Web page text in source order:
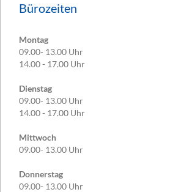
Bürozeiten
Montag
09.00- 13.00 Uhr
14.00 - 17.00 Uhr
Dienstag
09.00- 13.00 Uhr
14.00 - 17.00 Uhr
Mittwoch
09.00- 13.00 Uhr
Donnerstag
09.00- 13.00 Uhr